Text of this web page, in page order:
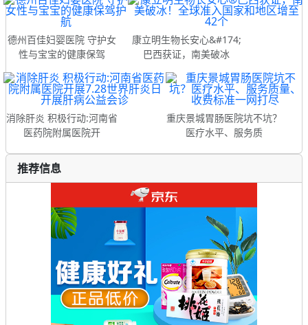
德州百佳妇婴医院 守护女
性与宝宝的健康保驾
康立明生物长安心&#174;
巴西获证，南美破冰
消除肝炎 积极行动:河南省
医药院附属医院开
重庆景城胃肠医院坑不坑？
医疗水平、服务质
推荐信息